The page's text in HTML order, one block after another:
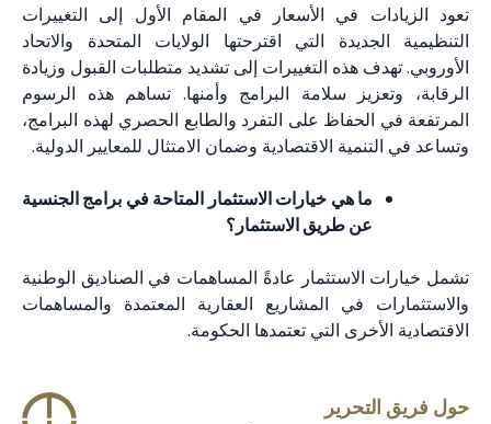
في الأسعار في المقام الأول إلى التغييرات
التي اقترحتها الولايات المتحدة والاتحاد
هذه التغييرات إلى تشديد متطلبات القبول وزيادة
سلامة البرامج وأمنها. تساهم هذه الرسوم
على التفرد والطابع الحصري لهذه البرامج،
الاقتصادية وضمان الامتثال للمعايير الدولية.
ما هي خيارات الاستثمار المتاحة في برامج الجنسية
عن طريق الاستثمار؟
عادةً المساهمات في الصناديق الوطنية
في المشاريع العقارية المعتمدة والمساهمات
التي تعتمدها الحكومة.